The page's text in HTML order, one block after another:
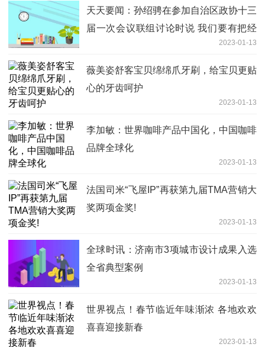
天天要闻：孙绍骋在参加自治区政协十三
届一次会议联组讨论时说 我们要有把经
济总量做到全国中游水平的雄心壮志 张
延昆出席
2023-01-13
薇美姿舒客宝贝绵绵爪牙刷，给宝贝更贴
心的牙齿呵护
2023-01-13
李加敏：世界咖啡产品中国化，中国咖啡
品牌全球化
2023-01-13
法国司米“飞屋IP”再获第九届TMA营销大
奖两项金奖!
2023-01-13
全球时讯：济南市3项城市设计成果入选
全省典型案例
2023-01-13
世界视点！春节临近年味渐浓 各地欢欢
喜喜迎接新春
2023-01-13